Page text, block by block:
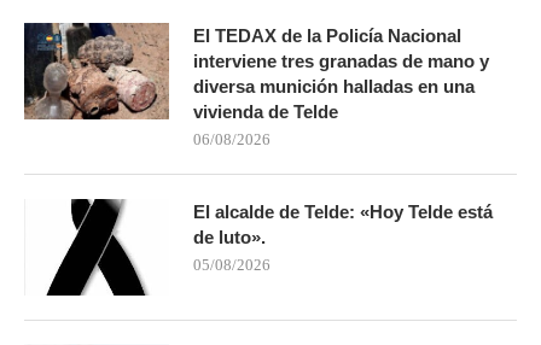
El TEDAX de la Policía Nacional
interviene tres granadas de mano y
diversa munición halladas en una
vivienda de Telde
06/08/2026
El alcalde de Telde: «Hoy Telde está
de luto».
05/08/2026